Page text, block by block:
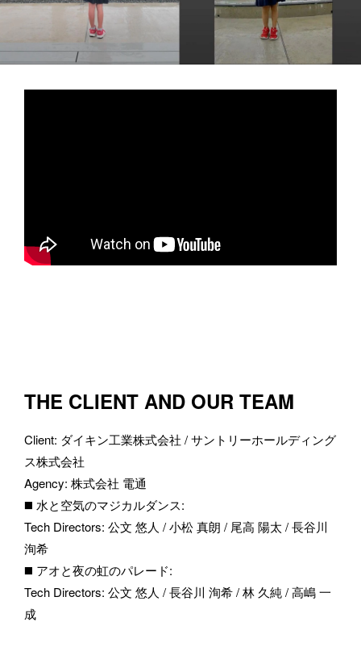
THE CLIENT AND OUR TEAM
Client: ダイキン工業株式会社 / サントリーホールディング
ス株式会社
Agency: 株式会社 電通
◼️ 水と空気のマジカルダンス:
Tech Directors: 公文 悠人 / 小松 真朗 / 尾高 陽太 / 長谷川
洵希
◼️ アオと夜の虹のパレード:
Tech Directors: 公文 悠人 / 長谷川 洵希 / 林 久純 / 高嶋 一
成